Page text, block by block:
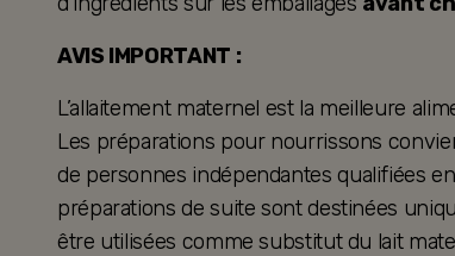
AVIS IMPORTANT :
L’allaitement maternel est la meilleure
Les préparations pour nourrissons
de personnes indépendantes qualifiées
préparations de suite sont destinées
être utilisées comme substitut du lait